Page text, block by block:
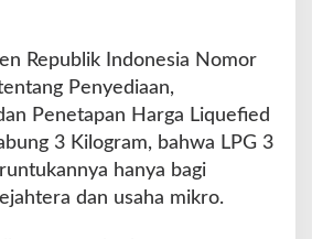
Republik Indonesia Nomor
Penyediaan,
Penetapan Harga Liquefied
3 Kilogram, bahwa LPG 3
hanya bagi
dan usaha mikro.